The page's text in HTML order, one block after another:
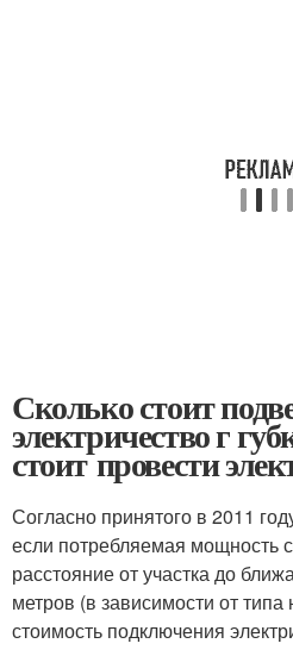
Сколько стоит
электричество г
стоит провести
Согласно принятого в 2011
если потребляемая мощность
расстояние от участка до
метров (в зависимости от типа
стоимость подключения